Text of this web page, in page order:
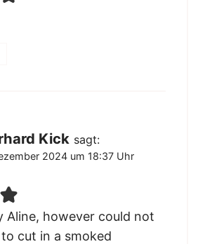
Kick sagt:
2024 um 18:37 Uhr
Aline, however could not
cut in a smoked